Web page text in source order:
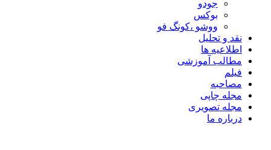
جودو
بوکس
ووشو ،کونگ فو
نقد و تحلیل
اطلاعیه ها
مطالب آموزشی
فیلم
مصاحبه
مجله چاپی
مجله تصویری
درباره ما